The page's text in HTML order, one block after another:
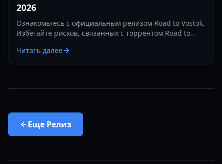
2026
Ознакомьтесь с официальным релизом Road to Vostok.
Избегайте рисков, связанных с торрентом Road to
версии 2026 года.
Читать далее
Еще Релиз